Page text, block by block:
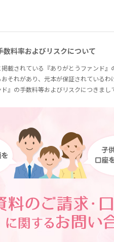
数料率およびリスクについて
載されている『ありがとうファンド
それがあり、元本が保証されているわ
ド』の手数料等およびリスクにつきまし